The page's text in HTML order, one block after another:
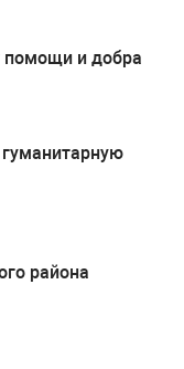
и добра
района